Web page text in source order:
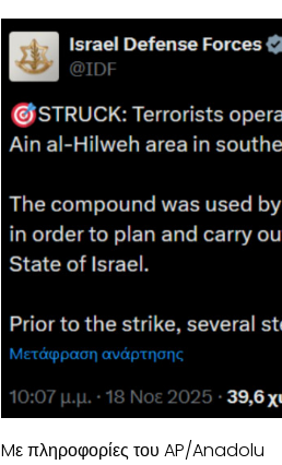
Mε πληροφορίες του AP/Anadolu